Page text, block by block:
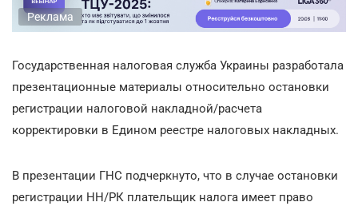
Реклама
Государственная налоговая служба Украины разработала
презентационные материалы относительно остановки
регистрации налоговой накладной/расчета
корректировки в Едином реестре налоговых накладных.
В презентации ГНС подчеркнуто, что в случае остановки
регистрации НН/РК плательщик налога имеет право